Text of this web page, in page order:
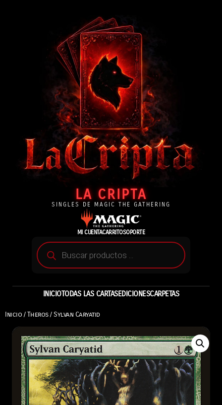
LA CRIPTA
SINGLES DE MAGIC THE GATHERING
MI CUENTACARRITOSOPORTE
INICIOTODAS LAS CARTASEDICIONESCARPETAS
Inicio /Theros/ Sylvan Caryatid